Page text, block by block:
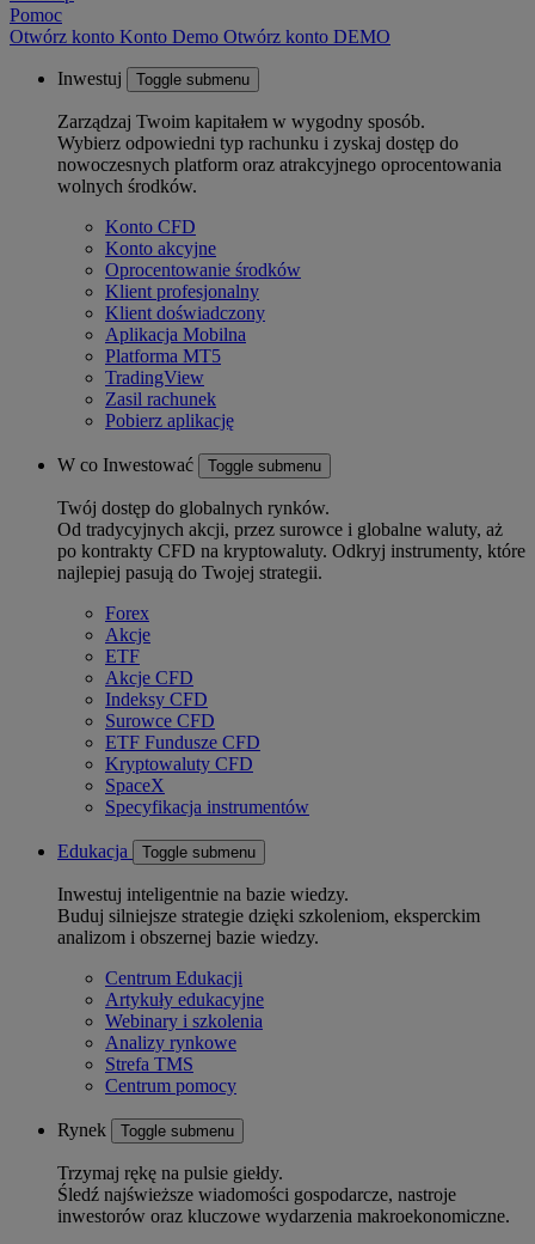
Pomoc
Otwórz konto Konto Demo Otwórz konto DEMO
Inwestuj Toggle submenu
Zarządzaj Twoim kapitałem w wygodny sposób.
Wybierz odpowiedni typ rachunku i zyskaj dostęp do
nowoczesnych platform oraz atrakcyjnego oprocentowania
wolnych środków.
Konto CFD
Konto akcyjne
Oprocentowanie środków
Klient profesjonalny
Klient doświadczony
Aplikacja Mobilna
Platforma MT5
TradingView
Zasil rachunek
Pobierz aplikację
W co Inwestować Toggle submenu
Twój dostęp do globalnych rynków.
Od tradycyjnych akcji, przez surowce i globalne waluty, aż
po kontrakty CFD na kryptowaluty. Odkryj instrumenty, które
najlepiej pasują do Twojej strategii.
Forex
Akcje
ETF
Akcje CFD
Indeksy CFD
Surowce CFD
ETF Fundusze CFD
Kryptowaluty CFD
SpaceX
Specyfikacja instrumentów
Edukacja Toggle submenu
Inwestuj inteligentnie na bazie wiedzy.
Buduj silniejsze strategie dzięki szkoleniom, eksperckim
analizom i obszernej bazie wiedzy.
Centrum Edukacji
Artykuły edukacyjne
Webinary i szkolenia
Analizy rynkowe
Strefa TMS
Centrum pomocy
Rynek Toggle submenu
Trzymaj rękę na pulsie giełdy.
Śledź najświeższe wiadomości gospodarcze, nastroje
inwestorów oraz kluczowe wydarzenia makroekonomiczne.